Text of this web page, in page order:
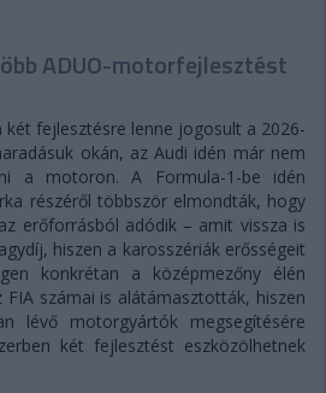
ADUO-motorfejlesztést
két fejlesztésre lenne jogosult a 2026-
okán, az Audi idén már nem
a motoron. A Formula-1-be idén
részéről többször elmondták, hogy
erőforrásból adódik – amit vissza is
hiszen a karosszériák erősségeit
konkrétan a középmezőny élén
számai is alátámasztották, hiszen
lévő motorgyártók megsegítésére
két fejlesztést eszközölhetnek